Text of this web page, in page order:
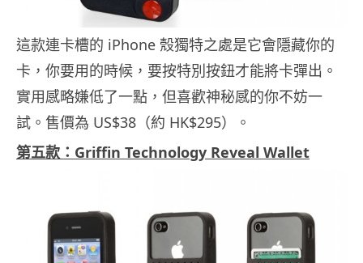
這款連卡槽的 iPhone 殼獨特之處是它會隱藏你的
卡，你要用的時候，要按特別按鈕才能將卡彈出。
實用感略嫌低了一點，但喜歡神秘感的你不妨一
試。售價為 US$38（約 HK$295）。
第五款：Griffin Technology Reveal Wallet